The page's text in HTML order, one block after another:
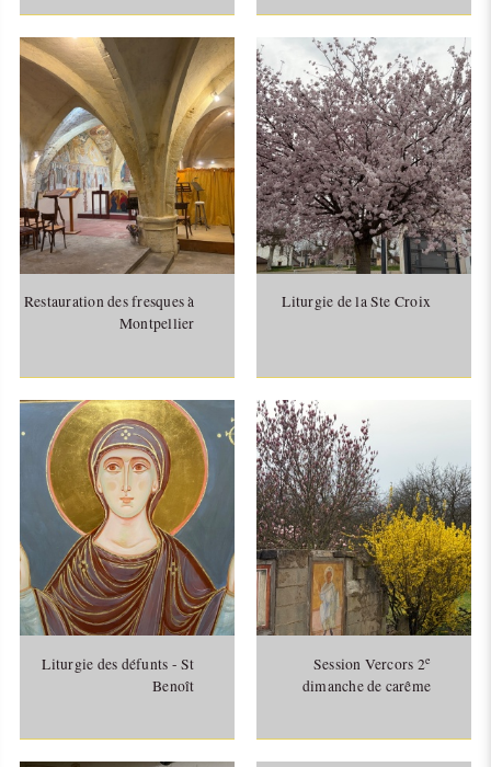
Restauration des fresques à
Montpellier
Liturgie de la Ste Croix
Liturgie des défunts - St
Benoît
Session Vercors 2e
dimanche de carême